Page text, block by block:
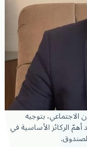
الاجتماعي، بتوجيه
الركائز الأساسية في